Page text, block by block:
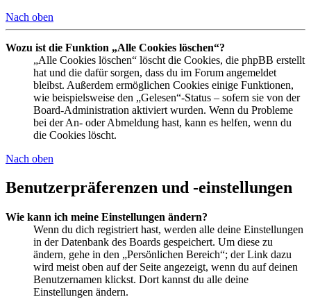
Nach oben
Wozu ist die Funktion „Alle Cookies löschen“?
„Alle Cookies löschen“ löscht die Cookies, die phpBB erstellt
hat und die dafür sorgen, dass du im Forum angemeldet
bleibst. Außerdem ermöglichen Cookies einige Funktionen,
wie beispielsweise den „Gelesen“-Status – sofern sie von der
Board-Administration aktiviert wurden. Wenn du Probleme
bei der An- oder Abmeldung hast, kann es helfen, wenn du
die Cookies löscht.
Nach oben
Benutzerpräferenzen und -einstellungen
Wie kann ich meine Einstellungen ändern?
Wenn du dich registriert hast, werden alle deine Einstellungen
in der Datenbank des Boards gespeichert. Um diese zu
ändern, gehe in den „Persönlichen Bereich“; der Link dazu
wird meist oben auf der Seite angezeigt, wenn du auf deinen
Benutzernamen klickst. Dort kannst du alle deine
Einstellungen ändern.